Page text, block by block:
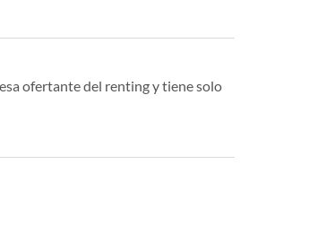
ofertante del renting y tiene solo